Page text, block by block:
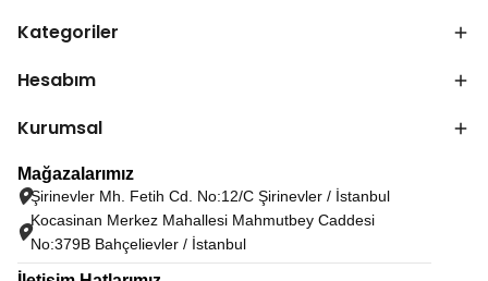
Kategoriler
Hesabım
Kurumsal
Mağazalarımız
Şirinevler Mh. Fetih Cd. No:12/C Şirinevler / İstanbul
Kocasinan Merkez Mahallesi Mahmutbey Caddesi
No:379B Bahçelievler / İstanbul